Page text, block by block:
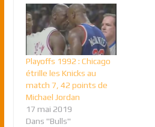
Playoffs 1992 : Chicago
étrille les Knicks au
match 7, 42 points de
Michael Jordan
17 mai 2019
Dans "Bulls"